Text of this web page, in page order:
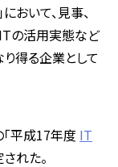
」において、見事、
の活用実態など
得る企業として
平成17年度 IT
れた。